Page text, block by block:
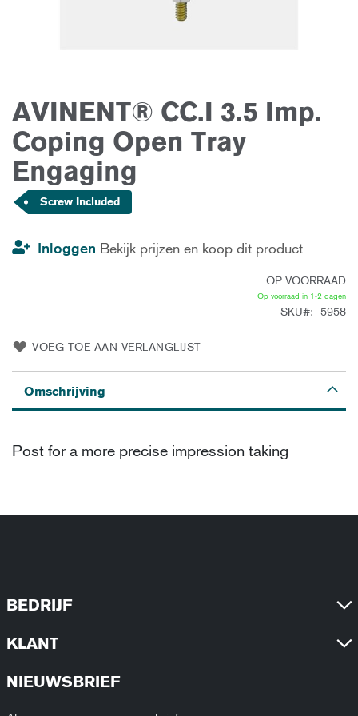
AVINENT® CC.I 3.5 Imp.
Coping Open Tray
Engaging
Screw Included
Inloggen Bekijk prijzen en koop dit product
OP VOORRAAD
Op voorraad in 1-2 dagen
SKU 5958
VOEG TOE AAN VERLANGLIJST
Ga
naar
begin
van
de
afbeeldingen-
Omschrijving
Post for a more precise impression taking
BEDRIJF
KLANT
NIEUWSBRIEF